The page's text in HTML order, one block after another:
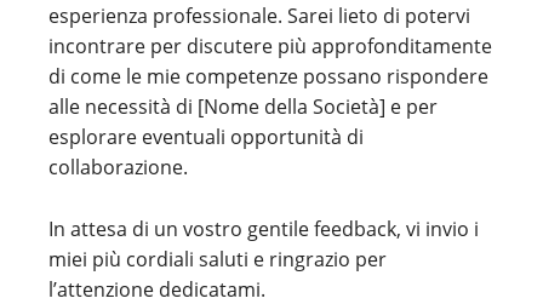
esperienza professionale. Sarei lieto di potervi
incontrare per discutere più approfonditamente
di come le mie competenze possano rispondere
alle necessità di [Nome della Società] e per
esplorare eventuali opportunità di
collaborazione.
In attesa di un vostro gentile feedback, vi invio i
miei più cordiali saluti e ringrazio per
l’attenzione dedicatami.